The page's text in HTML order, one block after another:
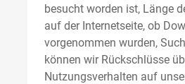
besucht worden ist, Länge
auf der Internetseite, ob
vorgenommen wurden,
können wir Rückschlüsse
Nutzungsverhalten auf